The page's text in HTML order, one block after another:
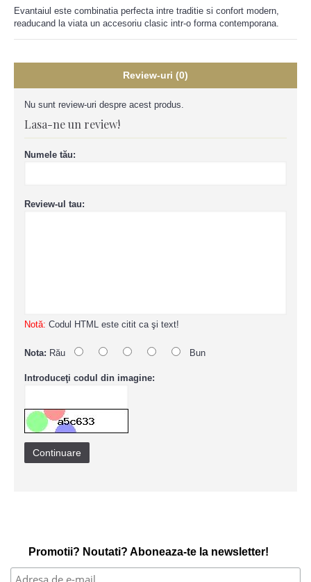
Evantaiul este combinatia perfecta intre traditie si confort modern,
readucand la viata un accesoriu clasic intr-o forma contemporana.
Review-uri (0)
Nu sunt review-uri despre acest produs.
Lasa-ne un review!
Numele tău:
Review-ul tau:
Notă: Codul HTML este citit ca şi text!
Nota: Rău Bun
Introduceţi codul din imagine:
Continuare
Promotii? Noutati? Aboneaza-te la newsletter!